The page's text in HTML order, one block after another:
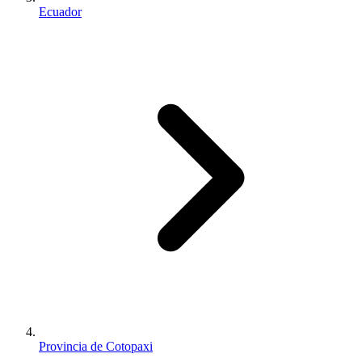
Ecuador
Provincia de Cotopaxi